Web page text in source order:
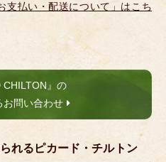
支払い・配送について」はこち
CHILTON』の
お問い合わせ
れるピカード・チルトン